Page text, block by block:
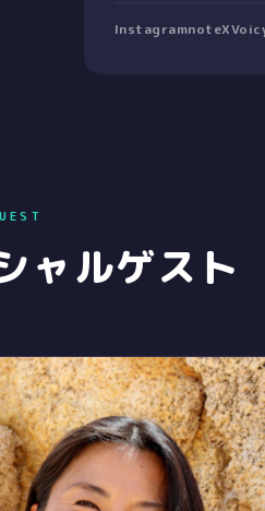
InstagramnoteX
ャルゲスト